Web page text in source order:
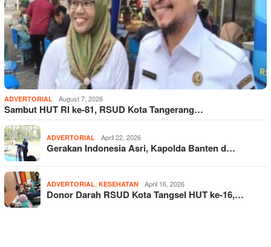
ADVERTORIAL August 7, 2026
Sambut HUT RI ke-81, RSUD Kota Tangerang…
ADVERTORIAL April 22, 2026
Gerakan Indonesia Asri, Kapolda Banten d…
ADVERTORIAL, KESEHATAN April 16, 2026
Donor Darah RSUD Kota Tangsel HUT ke-16,…